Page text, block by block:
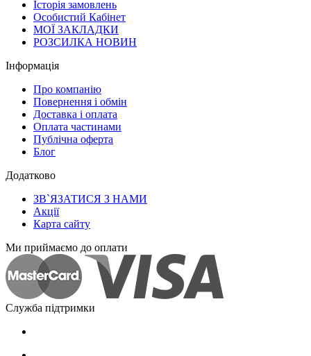
Історія замовлень
Особистий Кабінет
МОЇ ЗАКЛАДКИ
РОЗСИЛКА НОВИН
Інформація
Про компанію
Повернення і обмін
Доставка і оплата
Оплата частинами
Публічна оферта
Блог
Додатково
ЗВ`ЯЗАТИСЯ З НАМИ
Акції
Карта сайту
Ми приймаємо до оплати
Служба підтримки